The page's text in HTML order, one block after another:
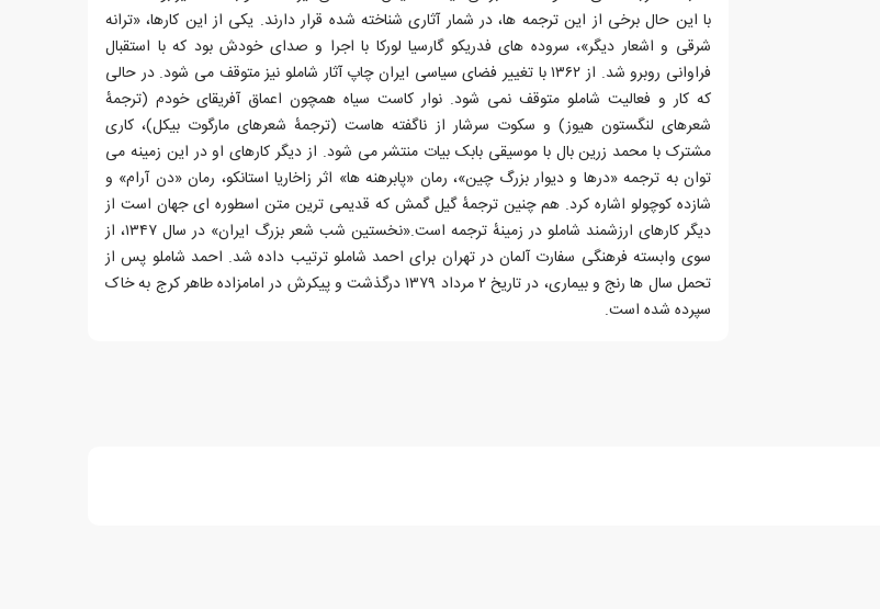
با این حال برخی از این ترجمه ها، در شمار آثاری شناخته شده قرار دارند. یکی از این کارها، «ترانه
شرقی و اشعار دیگر»، سروده های فدریکو گارسیا لورکا با اجرا و صدای خودش بود که با استقبال
فراوانی روبرو شد. از ۱۳۶۲ با تغییر فضای سیاسی ایران چاپ آثار شاملو نیز متوقف می شود. در حالی
که کار و فعالیت شاملو متوقف نمی شود. نوار کاست سیاه همچون اعماق آفریقای خودم (ترجمهٔ
شعرهای لنگستون هیوز) و سکوت سرشار از ناگفته هاست (ترجمهٔ شعرهای مارگوت بیکل)، کاری
مشترک با محمد زرین بال با موسیقی بابک بیات منتشر می شود. از دیگر کارهای او در این زمینه می
توان به ترجمه «درها و دیوار بزرگ چین»، رمان «پابرهنه ها» اثر زاخاریا استانکو، رمان «دن آرام» و
شازده کوچولو اشاره کرد. هم چنین ترجمهٔ گیل گمش که قدیمی ترین متن اسطوره ای جهان است از
دیگر کارهای ارزشمند شاملو در زمینهٔ ترجمه است.«نخستین شب شعر بزرگ ایران» در سال ۱۳۴۷، از
سوی وابسته فرهنگی سفارت آلمان در تهران برای احمد شاملو ترتیب داده شد. احمد شاملو پس از
تحمل سال ها رنج و بیماری، در تاریخ ۲ مرداد ۱۳۷۹ درگذشت و پیکرش در امامزاده طاهر کرج به خاک
سپرده شده است.